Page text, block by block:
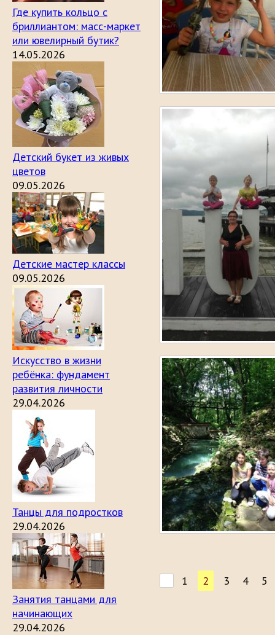
Где купить кольцо с
бриллиантом: масс-маркет
или ювелирный бутик?
14.05.2026
Детский букет из живых
цветов
09.05.2026
Детские мастер классы
09.05.2026
Искусство в жизни
ребёнка: фундамент
развития личности
29.04.2026
Танцы для подростков
29.04.2026
Занятия танцами для
начинающих
29.04.2026
1 2 3 4 5